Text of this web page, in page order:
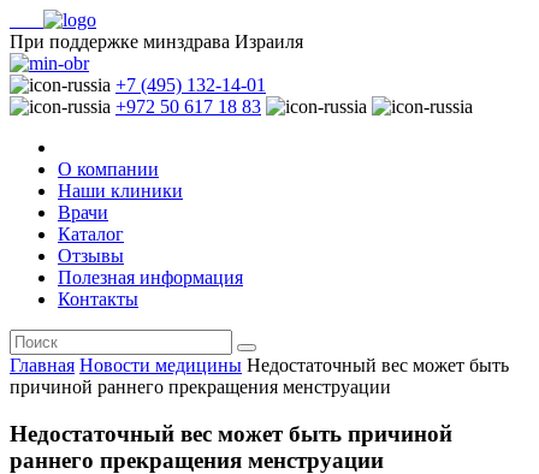
При поддержке минздрава Израиля
+7 (495) 132-14-01
+972 50 617 18 83
О компании
Наши клиники
Врачи
Каталог
Отзывы
Полезная информация
Контакты
Главная Новости медицины Недостаточный вес может быть
причиной раннего прекращения менструации
Недостаточный вес может быть причиной
раннего прекращения менструации